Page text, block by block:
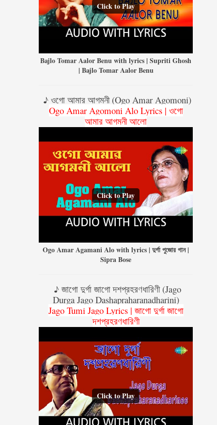
Click to Play
Bajlo Tomar Aalor Benu with lyrics | Supriti Ghosh
| Bajlo Tomar Aalor Benu
♪ ওগো আমার আগমনী (Ogo Amar Agomoni)
Ogo Amar Agomoni Alo Lyrics | ওগো
আমার আগমনী আলো
Click to Play
Ogo Amar Agamani Alo with lyrics | দুর্গা পুজোর গান |
Sipra Bose
♪ জাগো দুর্গা জাগো দশপ্রহরণধারিণী (Jago
Durga Jago Dashapraharanadharini)
Jago Tumi Jago Lyrics | জাগো দুর্গা জাগো
দশপ্রহরণধারিণী
Click to Play